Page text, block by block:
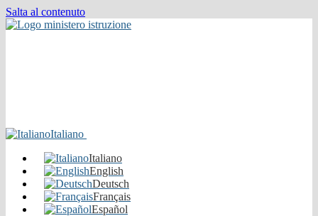
Salta al contenuto
Italiano
Italiano
English
Deutsch
Français
Español